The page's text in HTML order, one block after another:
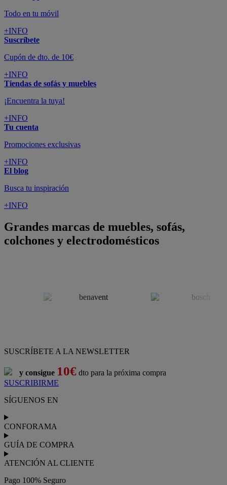
Todo en tu móvil
+INFO
Suscríbete
Cupón de dto. de 10€
+INFO
Tiendas de sofás y muebles
¡Encuentra la tuya!
+INFO
Tu cuenta
Promociones exclusivas
+INFO
El blog
Busca tu inspiración
+INFO
Grandes marcas de muebles, sofás,
colchones y electrodomésticos
SUSCRÍBETE A LA NEWSLETTER
y consigue 10€ dto para la próxima compra
SUSCRIBIRME
SÍGUENOS EN
CONFORAMA
GUÍA DE COMPRA
ATENCIÓN AL CLIENTE
Pago 100% Seguro